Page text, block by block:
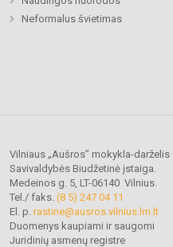
Neformalus švietimas
Vilniaus „Aušros” mokykla-darželis
Savivaldybės Biudžetinė įstaiga.
Medeinos g. 5, LT-06140 Vilnius.
Tel./ faks. (8 5) 247 04 11
El. p. rastine@ausros.vilnius.lm.lt
Duomenys kaupiami ir saugomi
Juridinių asmenų registre